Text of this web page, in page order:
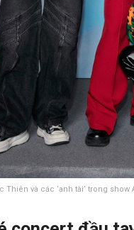
Thiên và các ‘anh tài’ trong